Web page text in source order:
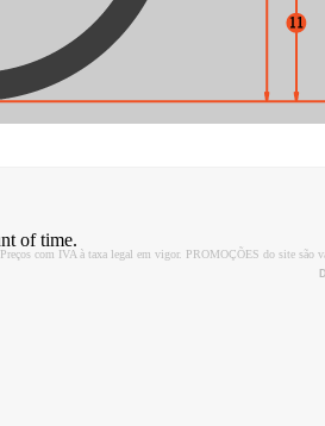
Preços com IVA à taxa legal em vigor. PROMOÇÕES do site são